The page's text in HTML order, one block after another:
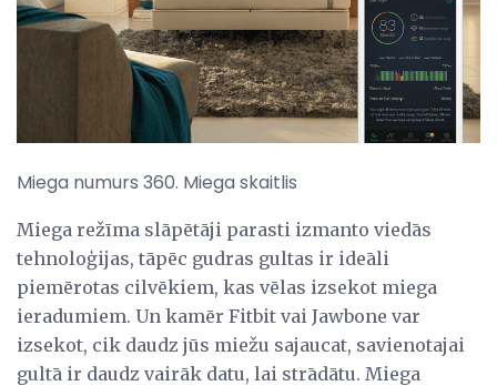
Miega numurs 360. Miega skaitlis
Miega režīma slāpētāji parasti izmanto viedās
tehnoloģijas, tāpēc gudras gultas ir ideāli
piemērotas cilvēkiem, kas vēlas izsekot miega
ieradumiem. Un kamēr Fitbit vai Jawbone var
izsekot, cik daudz jūs miežu sajaucat, savienotajai
gultā ir daudz vairāk datu, lai strādātu. Miega